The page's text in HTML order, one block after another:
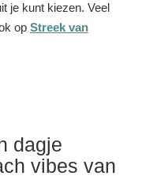
je kunt kiezen. Veel
op Streek van
dagje
vibes van